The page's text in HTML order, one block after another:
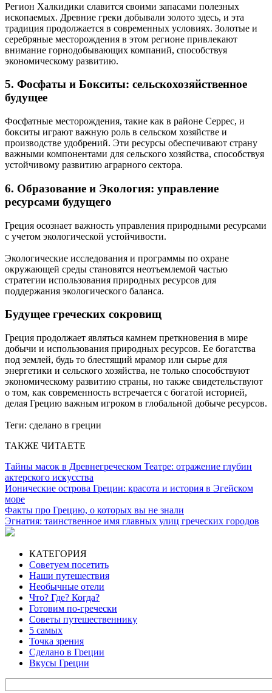
Регион Халкидики славится своими запасами полезных
ископаемых. Древние греки добывали золото здесь, и эта
традиция продолжается в современных условиях. Золотые и
серебряные месторождения в этом регионе привлекают
внимание горнодобывающих компаний, способствуя
экономическому развитию.
5. Фосфаты и Бокситы: сельскохозяйственное
будущее
Фосфатные месторождения, такие как в районе Серрес, и
бокситы играют важную роль в сельском хозяйстве и
производстве удобрений. Эти ресурсы обеспечивают страну
важными компонентами для сельского хозяйства, способствуя
устойчивому развитию аграрного сектора.
6. Образование и Экология: управление
ресурсами будущего
Греция осознает важность управления природными ресурсами
с учетом экологической устойчивости.
Экологические исследования и программы по охране
окружающей среды становятся неотъемлемой частью
стратегии использования природных ресурсов для
поддержания экологического баланса.
Будущее греческих сокровищ
Греция продолжает являться камнем преткновения в мире
добычи и использования природных ресурсов. Ее богатства
под землей, будь то блестящий мрамор или сырье для
энергетики и сельского хозяйства, не только способствуют
экономическому развитию страны, но также свидетельствуют
о том, как современность встречается с богатой историей,
делая Грецию важным игроком в глобальной добыче ресурсов.
Теги: сделано в греции
ТАКЖЕ ЧИТАЕТЕ
Тайны масок в Древнегреческом Театре: отражение глубин
актерского искусства
Ионические острова Греции: красота и история в Эгейском
море
Факты про Грецию, о которых вы не знали
Эгнатия: таинственное имя главных улиц греческих городов
КАТЕГОРИЯ
Советуем посетить
Наши путешествия
Необычные отели
Что? Где? Когда?
Готовим по-гречески
Советы путешественнику
5 самых
Точка зрения
Сделано в Греции
Вкусы Греции